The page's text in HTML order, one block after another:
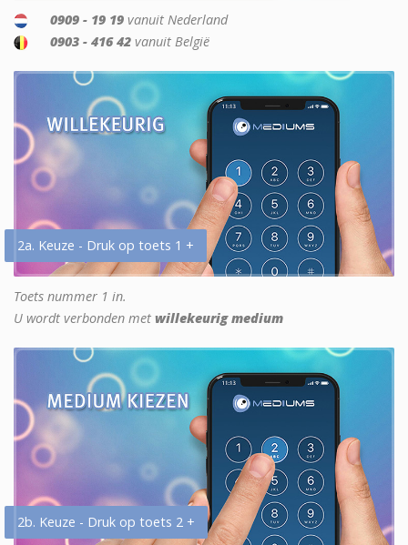
0909 - 19 19 vanuit Nederland
0903 - 416 42 vanuit België
2a. Keuze - Druk op toets 1 +
Toets nummer 1 in.
U wordt verbonden met willekeurig medium
2b. Keuze - Druk op toets 2 +